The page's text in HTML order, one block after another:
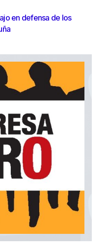
en defensa de los